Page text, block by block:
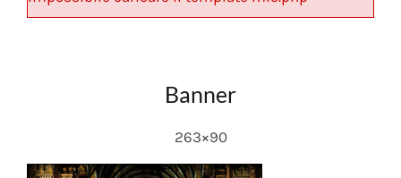
Banner
263×90